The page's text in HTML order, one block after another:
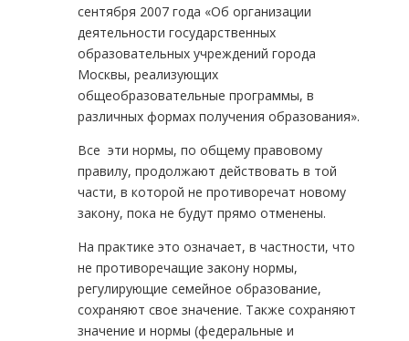
сентября 2007 года «Об организации
деятельности государственных
образовательных учреждений города
Москвы, реализующих
общеобразовательные программы, в
различных формах получения образования».
Все эти нормы, по общему правовому
правилу, продолжают действовать в той
части, в которой не противоречат новому
закону, пока не будут прямо отменены.
На практике это означает, в частности, что
не противоречащие закону нормы,
регулирующие семейное образование,
сохраняют свое значение. Также сохраняют
значение и нормы (федеральные и